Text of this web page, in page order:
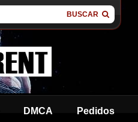
BUSCAR
DMCA Pedidos